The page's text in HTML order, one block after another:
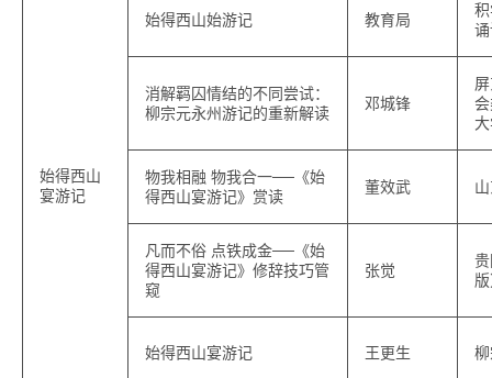
始得西山
宴游记
始得西山始游记 教育局
消解羁囚情结的不同尝试：
柳宗元永州游记的重新解读
邓城锋
物我相融 物我合一──《始
得西山宴游记》赏读
董效武
凡而不俗 点铁成金──《始
得西山宴游记》修辞技巧管
窥
张觉
始得西山宴游记 王更生